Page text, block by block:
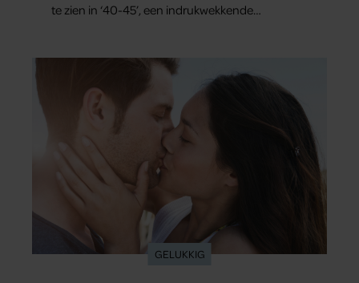
te zien in ‘40-45’, een indrukwekkende
alleen raakt, maar het publiek ook aan het
denken zet.
GELUKKIG